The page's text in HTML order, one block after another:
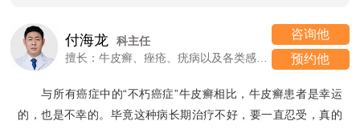
付海龙
科主任
擅长：牛皮癣、痤疮、疣病以及各类感染性、过敏性皮肤病
咨询他
预约他
与所有癌症中的“不朽癌症”牛皮癣相比，牛皮癣患者是幸运
的，也是不幸的。毕竟这种病长期治疗不好，要一直忍受，真的